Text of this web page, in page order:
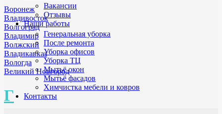
Воронеж
Владивосток
Волгоград
Владимир
Волжский
Владикавказ
Вологда
Великий Новгород
Г
Вакансии
Отзывы
Наши работы
Генеральная уборка
После ремонта
Уборка офисов
Уборка ТЦ
Мытьё окон
Мытьё фасадов
Химчистка мебели и ковров
Контакты